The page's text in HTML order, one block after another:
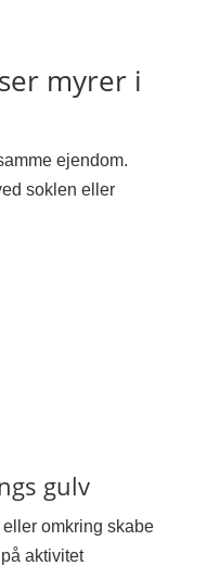
myrer i
ejendom.
soklen eller
gulv
omkring skabe
aktivitet